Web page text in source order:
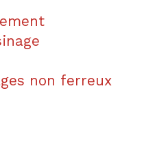
non ferreux